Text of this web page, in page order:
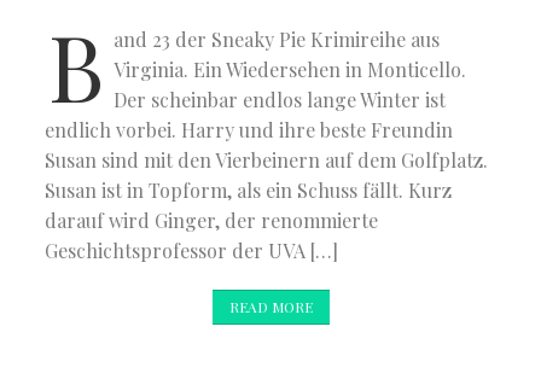
B and 23 der Sneaky Pie Krimireihe aus
Virginia. Ein Wiedersehen in Monticello.
Der scheinbar endlos lange Winter ist
endlich vorbei. Harry und ihre beste Freundin
Susan sind mit den Vierbeinern auf dem Golfplatz.
Susan ist in Topform, als ein Schuss fällt. Kurz
darauf wird Ginger, der renommierte
Geschichtsprofessor der UVA […]
READ MORE